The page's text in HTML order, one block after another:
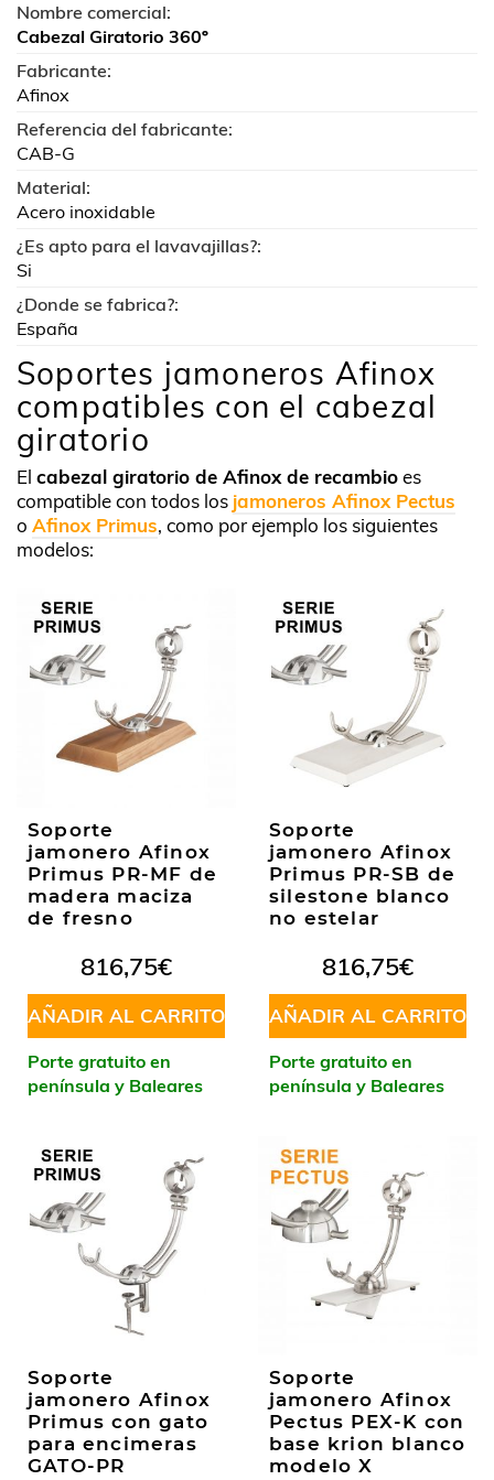
Nombre comercial:
Cabezal Giratorio 360º
Fabricante:
Afinox
Referencia del fabricante:
CAB-G
Material:
Acero inoxidable
¿Es apto para el lavavajillas?:
Si
¿Donde se fabrica?:
España
Soportes jamoneros Afinox
compatibles con el cabezal
giratorio
El cabezal giratorio de Afinox de recambioes
compatible con todos los jamoneros Afinox Pectus
o Afinox Primus, como por ejemplo los siguientes
modelos:
Soporte
jamonero Afinox
Primus PR-MF de
madera maciza
de fresno
816,75€
AÑADIR AL CARRITO
Porte gratuito en
península y Baleares
Soporte
jamonero Afinox
Primus PR-SB de
silestone blanco
no estelar
816,75€
AÑADIR AL CARRITO
Porte gratuito en
península y Baleares
Soporte
jamonero Afinox
Primus con gato
para encimeras
GATO-PR
Soporte
jamonero Afinox
Pectus PEX-K con
base krion blanco
modelo X